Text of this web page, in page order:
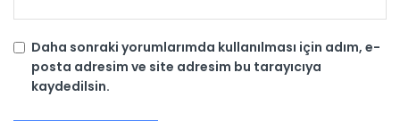
Daha sonraki yorumlarımda kullanılması için adım, e-
posta adresim ve site adresim bu tarayıcıya
kaydedilsin.